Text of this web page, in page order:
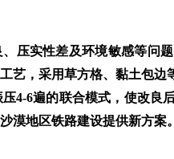
压实性差及环境敏感等问
艺，采用草方格、黏土包
4-6遍的联合模式，使改
漠地区铁路建设提供新方案